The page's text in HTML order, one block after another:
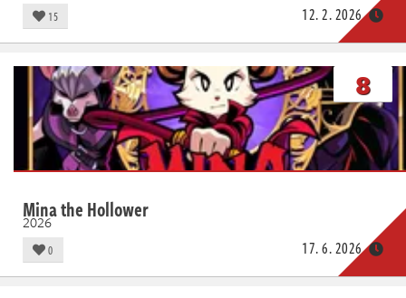
15 12. 2. 2026
8
Mina the Hollower
2026
0 17. 6. 2026